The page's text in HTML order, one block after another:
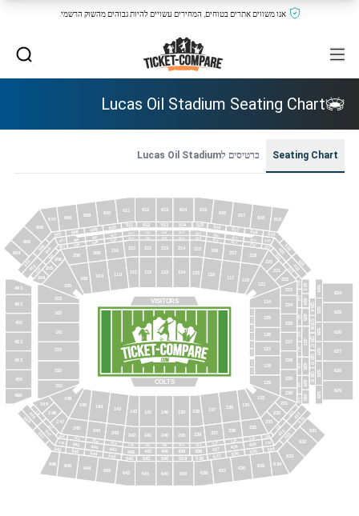
אנו משווים אתרים בטוחים, המחירים עשויים להיות גבוהים מהשוק הרשמי.
Lucas Oil Stadium Seating Chart
Seating Chart כרטיסים לLucas Oil Stadium
101
102
103
105
108 109 110 111 112 113 114 115
215
116
117
118
121
124
125
126
127
128
129
132
135
136
137
138
139
140
141
142
143
144
145
148
151
152
153
204
205
206
208 209 210 211 212 213 214 216
217
218
220
221
222
223
224
225
227
228
229
230
231
232
233
235
236
237
238
239
240
241
242
243
244
245
247
248
249
304
306
307 308
309
310 311 312 313 314 315 316
317
318 319
320
322
323
324
325
326
327
328
329
330
331
333
334
335
336
337
338
339
340
341
42
43
44
45
3 46
3
47
3
49
401
402
403
404
406
407 408
409
410 411 412 415 416
417
418 419
420
422
423
424
425
427
428
429
430
431
433
434
435
436
437
438
439
440
441
442
443
444
445
446
447
449
450
451
452
453
504
506
507 508 409 510 511 512 513 514 515 516 517 518 519
520
522
524
525
526
527
528
529
531
533
534
535
536
537
538
539
540
541
542
543
544
545
546
547
5
49
604
605
606
607 608
609 610
611 612 613 614 615
616
617
618 619
624
625
626
627
628
629
631
632
633
634
635
636
637
638
639
640
641
642
643
644
645
646
QB A
QB B
QB C
QB D
QB E
FS25A
FS27B
VISITORS
COLTS